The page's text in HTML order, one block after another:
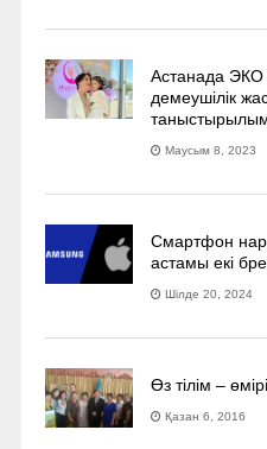
Астанада
демеушілік
Маусым 8, 2023
Смартфон
астамы екі
Шілде 20, 2024
Өз тілім –
Қазан 6, 2016